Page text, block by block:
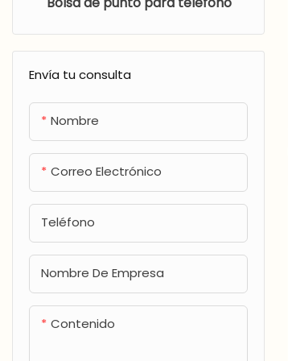
Diadema de punto
Soporte de tobillo tejido
Envía tu consulta
Nombre
Correo Electrónico
Teléfono
Nombre De Empresa
Contenido